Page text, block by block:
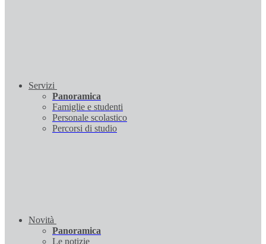
Servizi
Panoramica
Famiglie e studenti
Personale scolastico
Percorsi di studio
Novità
Panoramica
Le notizie